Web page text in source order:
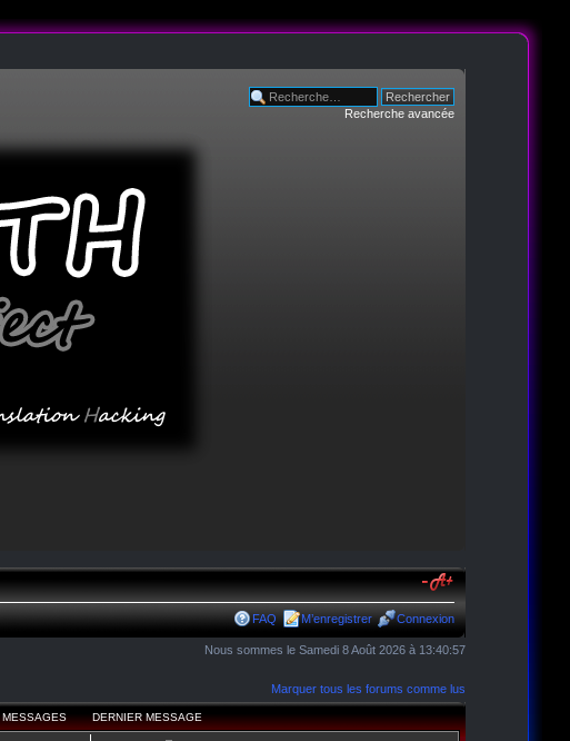
Recherche avancée
FAQ M’enregistrer Connexion
Nous sommes le Samedi 8 Août 2026 à 13:40:57
Marquer tous les forums comme lus
MESSAGES DERNIER MESSAGE